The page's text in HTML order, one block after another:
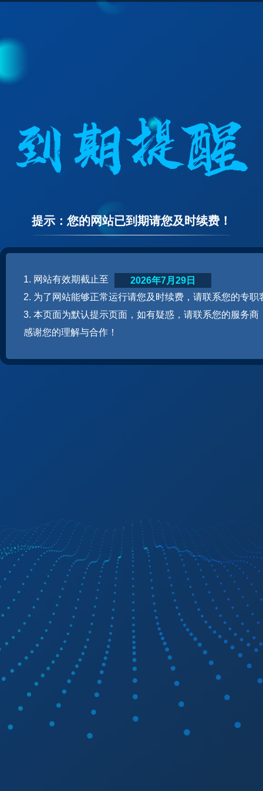
提示：您的网站已到期请您及时续费！
1. 网站有效期截止至
2. 为了网站能够正常运行请您及时续费，请联系您的专职
3. 本页面为默认提示页面，如有疑惑，请联系您的服务商
感谢您的理解与合作！
2026年7月29日